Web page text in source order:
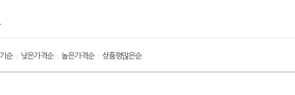
순| 낮은가격순| 높은가격순| 상품평많은순